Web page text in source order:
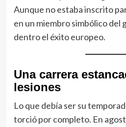
Aunque no estaba inscrito
en un miembro simbólico del
dentro el éxito europeo.
Una carrera
lesiones
Lo que debía ser su
torció por completo. En